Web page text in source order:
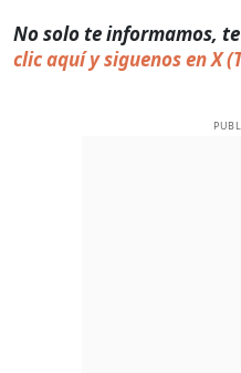
No solo te informamos,
clic aquí y siguenos en X